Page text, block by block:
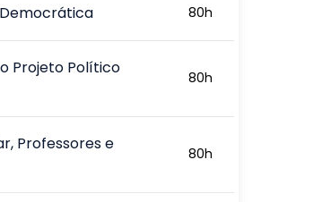
80h
Projeto Político
80h
Professores e
80h